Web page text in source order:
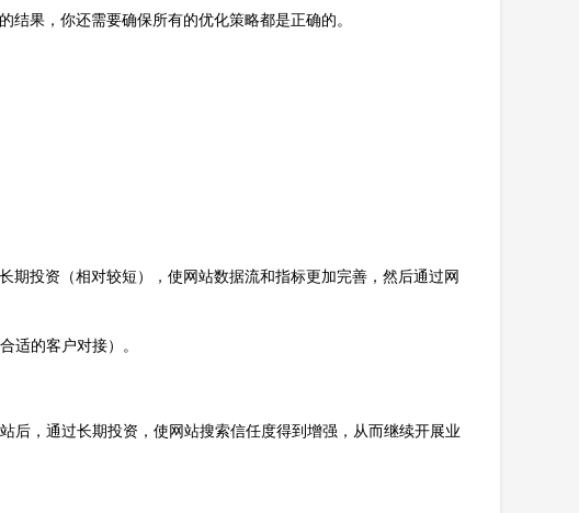
结果，你还需要确保所有的优化策略都是正确的。
期投资（相对较短），使网站数据流和指标更加完善，然后通过网
适的客户对接）。
后，通过长期投资，使网站搜索信任度得到增强，从而继续开展业